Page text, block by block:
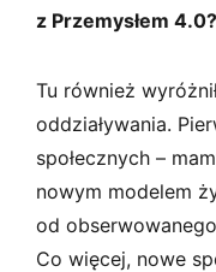
z Przemysłem 4.0?
Tu również
oddziaływania.
społecznych –
nowym modelem
od
Co więcej, nowe